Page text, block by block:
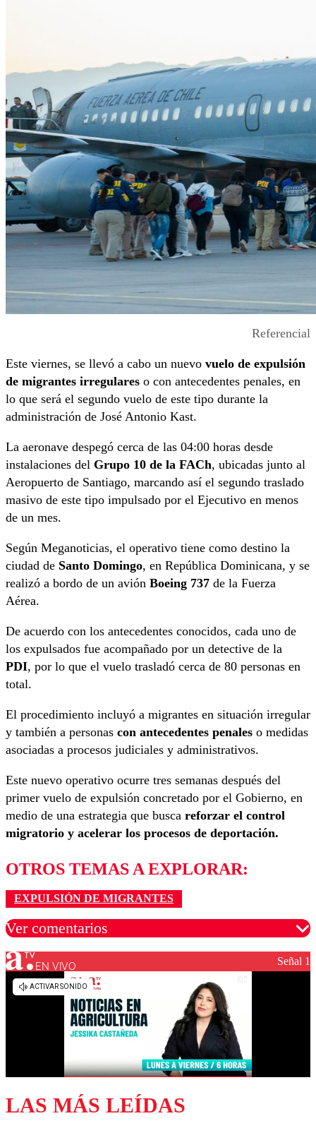
Referencial
Este viernes, se llevó a cabo un nuevo vuelo de expulsión
de migrantes irregulares o con antecedentes penales, en
lo que será el segundo vuelo de este tipo durante la
administración de José Antonio Kast.
La aeronave despegó cerca de las 04:00 horas desde
instalaciones del Grupo 10 de la FACh, ubicadas junto al
Aeropuerto de Santiago, marcando así el segundo traslado
masivo de este tipo impulsado por el Ejecutivo en menos
de un mes.
Según Meganoticias, el operativo tiene como destino la
ciudad de Santo Domingo, en República Dominicana, y se
realizó a bordo de un avión Boeing 737 de la Fuerza
Aérea.
De acuerdo con los antecedentes conocidos, cada uno de
los expulsados fue acompañado por un detective de la
PDI, por lo que el vuelo trasladó cerca de 80 personas en
total.
El procedimiento incluyó a migrantes en situación irregular
y también a personas con antecedentes penales o medidas
asociadas a procesos judiciales y administrativos.
Este nuevo operativo ocurre tres semanas después del
primer vuelo de expulsión concretado por el Gobierno, en
medio de una estrategia que busca reforzar el control
migratorio y acelerar los procesos de deportación.
OTROS TEMAS A EXPLORAR:
EXPULSIÓN DE MIGRANTES
Ver comentarios
Los comentarios son moderados para garantizar un
diálogo respetuoso.
EN VIVO Señal 1
LAS MÁS LEÍDAS